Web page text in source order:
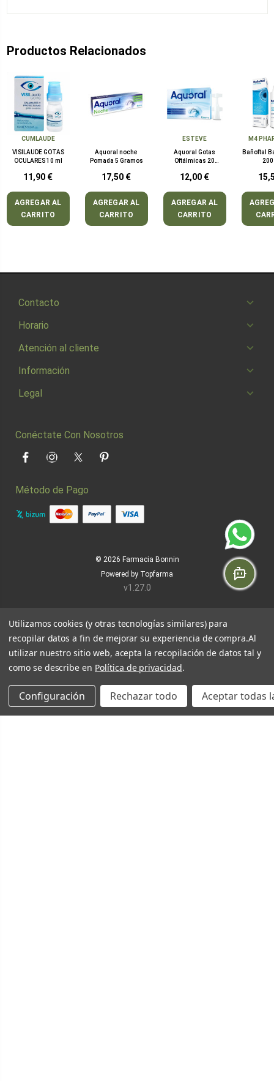
Productos Relacionados
CUMLAUDE
VISILAUDE GOTAS
OCULARES 10 ml
11,90 €
AGREGAR AL
CARRITO
Aquoral noche
Pomada 5 Gramos
17,50 €
AGREGAR AL
CARRITO
ESTEVE
Aquoral Gotas
Oftálmicas 20
12,00 €
AGREGAR AL
CARRITO
M4
Bañoftal
Contacto
Horario
Atención al cliente
Información
Legal
Conéctate Con Nosotros
FacebookInstagramTwitter Pinterest
Método de Pago
© 2026 Farmacia Bonnin
Powered by Topfarma
v1.27.0
Utilizamos cookies (y otras tecnologías similares) para
recopilar datos a fin de mejorar su experiencia de compra.Al
utilizar nuestro sitio web, acepta la recopilación de datos tal y
como se describe en Política de privacidad.
Configuración Rechazar todo Aceptar todas